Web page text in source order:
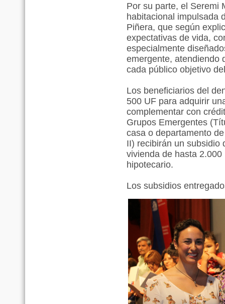
Por su parte, el Seremi
habitacional impulsada
Piñera, que según
expectativas de vida,
especialmente
emergente, atendiendo
cada público objetivo
Los beneficiarios del
500 UF para adquirir
complementar con
Grupos Emergentes
casa o departamento
II) recibirán un subsidio
vivienda de hasta
hipotecario.
Los subsidios